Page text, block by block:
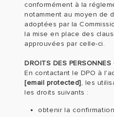
conformément à la
notamment au moyen de
adoptées par la
la mise en place des
approuvées par celle-ci.
DROITS DES PERSONNES
En contactant le DPO à
[email protected], les
les droits suivants :
obtenir la